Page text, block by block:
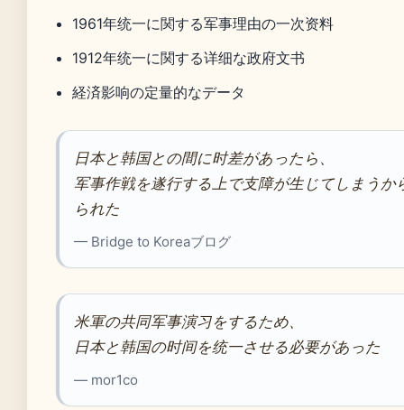
1961年统一に関する军事理由の一次资料
1912年统一に関する详细な政府文书
経済影响の定量的なデータ
日本と韩国との間に时差があったら、
军事作戦を遂行する上で支障が生じてしまうか
られた
— Bridge to Koreaブログ
米軍の共同军事演习をするため、
日本と韩国の时间を统一させる必要があった
— mor1co